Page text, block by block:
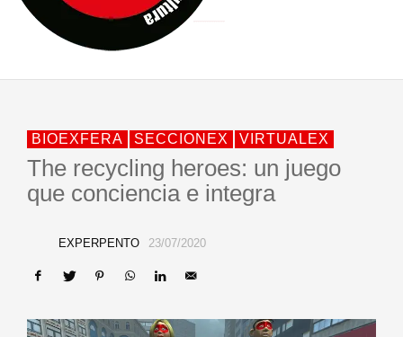
«NO TENGO PUTOS SUEÑOS»
BIOEXFERA SECCIONEX VIRTUALEX
The recycling heroes: un juego
que conciencia e integra
EXPERPENTO 23/07/2020